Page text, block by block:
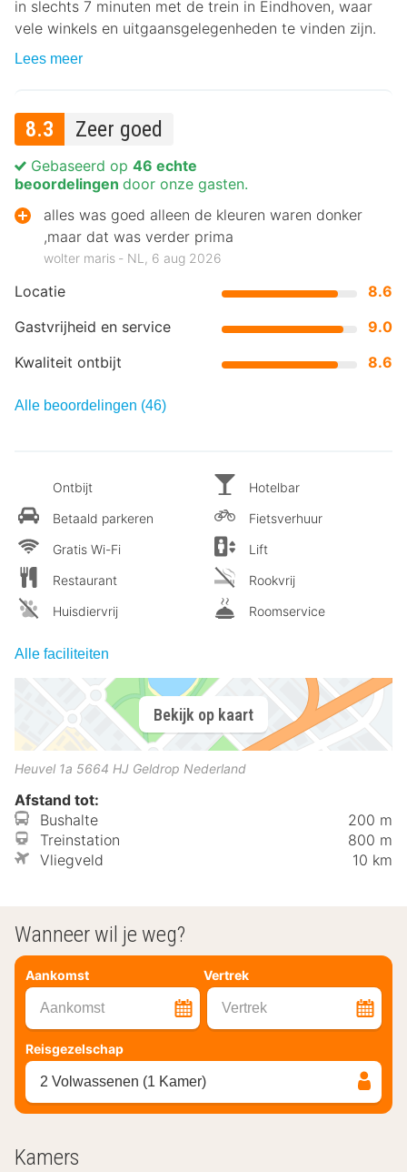
in slechts 7 minuten met de trein in Eindhoven, waar
vele winkels en uitgaansgelegenheden te vinden zijn.
Lees meer
8.3 Zeer goed
Locatie
8.6
Gastvrijheid en service
9.0
Kwaliteit ontbijt
8.6
Gebaseerd op 46 echte
beoordelingen door onze gasten.
alles was goed alleen de kleuren waren donker
,maar dat was verder prima
wolter maris ‐ NL, 6 aug 2026
Alle beoordelingen (46)
Ontbijt
Betaald parkeren
Gratis Wi-Fi
Restaurant
Huisdiervrij
Hotelbar
Fietsverhuur
Lift
Rookvrij
Roomservice
Alle faciliteiten
Bekijk op kaart
Heuvel 1a 5664 HJ Geldrop Nederland
Afstand tot:
Bushalte
200 m
Treinstation
800 m
Vliegveld
10 km
Wanneer wil je weg?
Aankomst Vertrek
Aankomst Vertrek
Reisgezelschap
2 Volwassenen (1 Kamer)
Kamers